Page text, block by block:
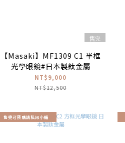
售完
【Masaki】MF1309 C1 半框
光學眼鏡#日本製鈦金屬
NT$9,000
NT$12,500
售完可預購請私訊小編